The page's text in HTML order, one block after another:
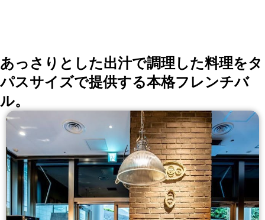
ジンジャーエール / オレンジジュース ＝
＝＝＝+500円(税込)で以下のドリンクも
ト ○ウイスキー・ハイボール 知多ハイボ
ール/ シングルモルト白州 〇焼酎 富乃宝
山(芋) ○果実酒 特濃みかん酒/ヨーグルト
酒 ○日本酒 本日のオススメ（銘柄はスタ
ッフにお問い合わせください）
あっさりとした出汁で調理した料理をタ
パスサイズで提供する本格フレンチバ
ル。